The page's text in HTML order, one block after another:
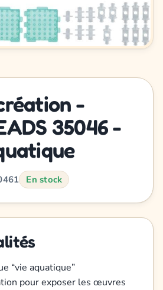
-
35046 -
En stock
“vie aquatique”
pour exposer les œuvres